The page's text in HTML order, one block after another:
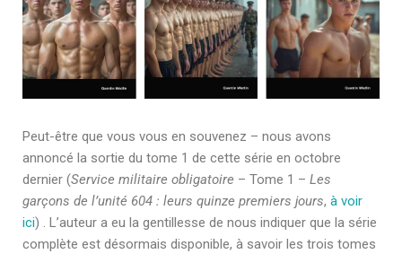
Peut-être que vous vous en souvenez – nous avons
annoncé la sortie du tome 1 de cette série en octobre
dernier (Service militaire obligatoire – Tome 1 – Les
garçons de l’unité 604 : leurs quinze premiers jours, à voir
ici) . L’auteur a eu la gentillesse de nous indiquer que la série
complète est désormais disponible, à savoir les trois tomes